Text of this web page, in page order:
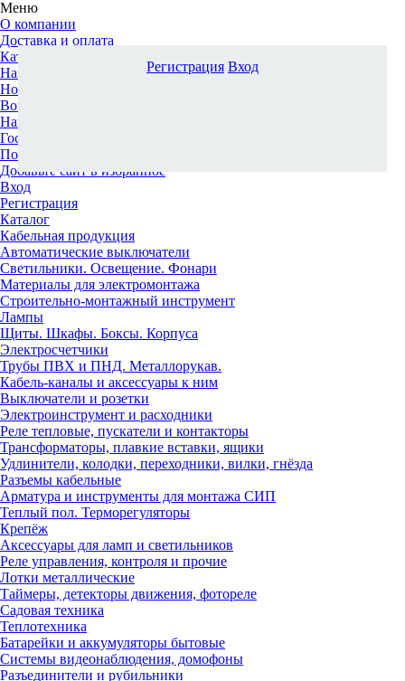
Меню
О компании
Доставка и оплата
Каталог
Наши офисы
Новости и новинки
Вопрос-ответ
Наша команда
Гос. заказчикам
Поставщикам
Добавьте сайт в избранное
Вход
Регистрация
Каталог
Кабельная продукция
Автоматические выключатели
Светильники. Освещение. Фонари
Материалы для электромонтажа
Строительно-монтажный инструмент
Лампы
Щиты. Шкафы. Боксы. Корпуса
Электросчетчики
Трубы ПВХ и ПНД. Металлорукав.
Кабель-каналы и аксессуары к ним
Выключатели и розетки
Электроинструмент и расходники
Реле тепловые, пускатели и контакторы
Трансформаторы, плавкие вставки, ящики
Удлинители, колодки, переходники, вилки, гнёзда
Разъемы кабельные
Арматура и инструменты для монтажа СИП
Теплый пол. Терморегуляторы
Крепёж
Аксессуары для ламп и светильников
Реле управления, контроля и прочие
Лотки металлические
Таймеры, детекторы движения, фотореле
Садовая техника
Теплотехника
Батарейки и аккумуляторы бытовые
Системы видеонаблюдения, домофоны
Разъединители и рубильники
Регистрация Вход